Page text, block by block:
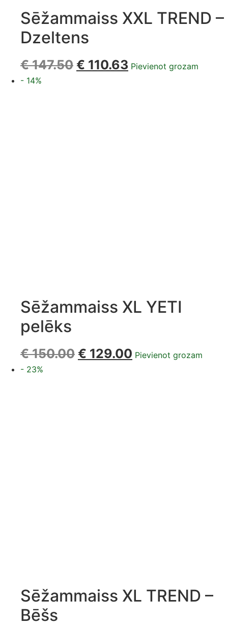
Sēžammaiss XXL TREND –
Dzeltens
€147.50 € 110.63 Pievienot grozam
- 14%
Sēžammaiss XL YETI
pelēks
€150.00 € 129.00 Pievienot grozam
- 23%
Sēžammaiss XL TREND –
Bēšs